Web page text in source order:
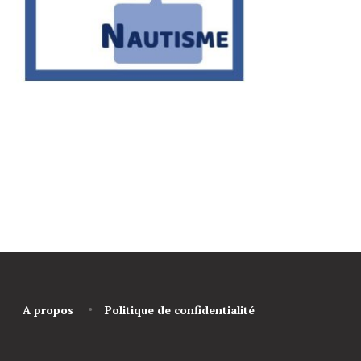
A propos Politique de confidentialité